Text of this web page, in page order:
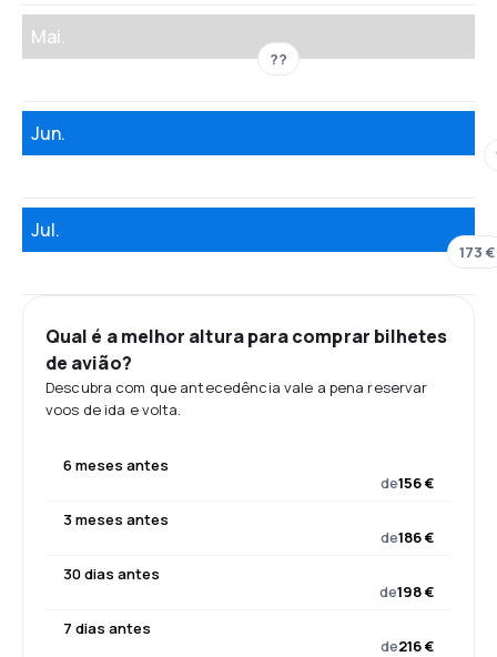
Mai.
??
Jun.
Jul.
173 €
Qual é a melhor altura para comprar bilhetes
de avião?
Descubra com que antecedência vale a pena reservar
voos de ida e volta.
6 meses antes
de156 €
3 meses antes
de186 €
30 dias antes
de198 €
7 dias antes
de216 €